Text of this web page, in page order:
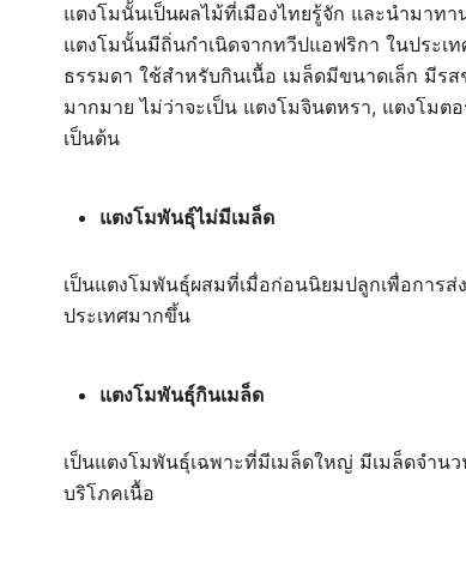
แตงโมนั้นเป็นผลไม้ที่เมืองไทยรู้จัก และนำมาท
แตงโมนั้นมีถิ่นกำเนิดจากทวีปแอฟริกา ในประ
ธรรมดา ใช้สำหรับกินเนื้อ เมล็ดมีขนาดเล็ก มี
มากมาย ไม่ว่าจะเป็น แตงโมจินตหรา, แตงโมต
เป็นต้น
แตงโมพันธุ์ไม่มีเมล็ด
เป็นแตงโมพันธุ์ผสมที่เมื่อก่อนนิยมปลูกเพื่อการ
ประเทศมากขึ้น
แตงโมพันธุ์กินเมล็ด
เป็นแตงโมพันธุ์เฉพาะที่มีเมล็ดใหญ่ มีเมล็ดจำน
บริโภคเนื้อ